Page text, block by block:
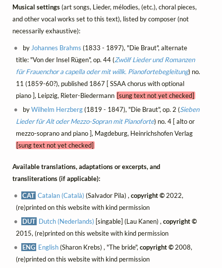
Musical settings(art songs, Lieder, mélodies, (etc.), choral pieces,
and other vocal works set to this text), listed by composer (not
necessarily exhaustive):
byJohannes Brahms (1833 - 1897), "Die Braut", alternate
title: "Von der Insel Rügen", op. 44 (Zwölf Lieder und Romanzen
für Frauenchor a capella oder mit willk. Pianofortebegleitung) no.
11 (1859-60?), published 1867 [ SSAA chorus with optional
piano ], Leipzig, Rieter-Biedermann [sung text not yet checked]
byWilhelm Herzberg(1819 - 1847), "Die Braut", op. 2 (Sieben
Lieder für Alt oder Mezzo-Sopran mit Pianoforte) no. 4 [ alto or
mezzo-soprano and piano ], Magdeburg, Heinrichshofen Verlag
[sung text not yet checked]
Available translations, adaptations or excerpts, and
transliterations (if applicable):
CAT Catalan (Català) (Salvador Pila) ,copyright © 2022,
(re)printed on this website with kind permission
DUT Dutch (Nederlands) [singable] (Lau Kanen) ,copyright ©
2015, (re)printed on this website with kind permission
ENG English(Sharon Krebs) , "The bride",copyright © 2008,
(re)printed on this website with kind permission